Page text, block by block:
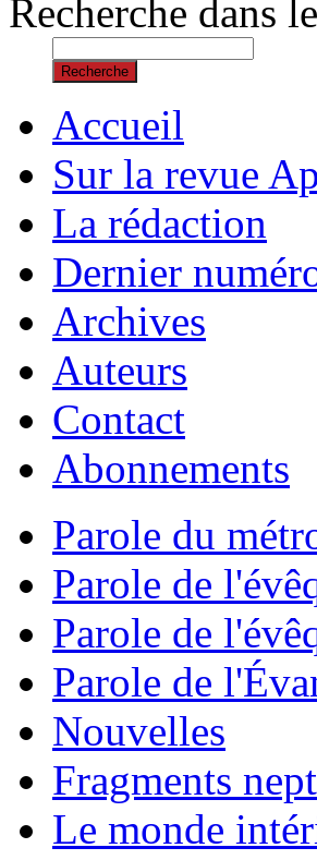
Recherche dans
Recherche
Accueil
Sur la revue
La rédaction
Dernier
Archives
Auteurs
Contact
Abonnements
Parole du
Parole de
Parole de
Parole de
Nouvelles
Fragments
Le monde